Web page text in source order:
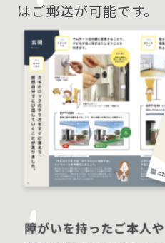
はご郵送が可能です。